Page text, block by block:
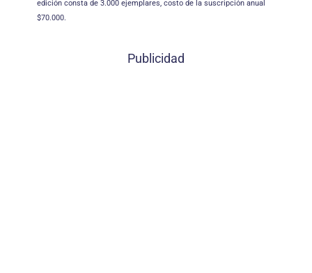
edición consta de 3.000 ejemplares, costo de la suscripción anual
$70.000.
Publicidad